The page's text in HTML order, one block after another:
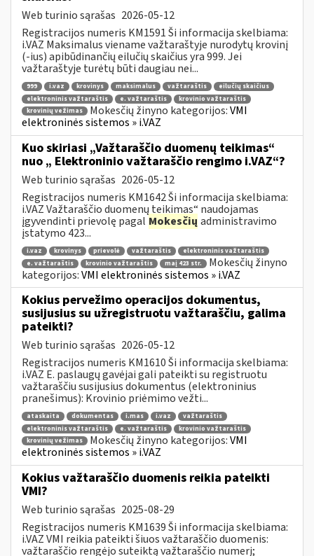
Web turinio sąrašas 2026-05-12
Registracijos numeris KM1591 Ši informacija skelbiama:
i.VAZ Maksimalus viename važtaraštyje nurodytų krovinį
(-ius) apibūdinančių eilučių skaičius yra 999. Jei
važtaraštyje turėtų būti daugiau nei...
999 i.vaz krovinys maksimalus važtaraštis
eilučių skaičius
elektroninis važtaraštis
e. važtaraštis
krovinio važtaraštis
krovinių vežimas
Mokesčių žinyno kategorijos:VMI
elektroninės sistemos » i.VAZ
Kuo skiriasi „Važtaraščio duomenų teikimas“
nuo „ Elektroninio važtaraščio rengimo i.VAZ“?
Web turinio sąrašas 2026-05-12
Registracijos numeris KM1642 Ši informacija skelbiama:
i.VAZ Važtaraščio duomenų teikimas“ naudojamas
įgyvendinti prievolę pagal Mokesčių administravimo
įstatymo 423...
i.vaz krovinys prievolė važtaraštis
elektroninis važtaraštis
e. važtaraštis
krovinio važtaraštis maį 423 str.
Mokesčių žinyno
kategorijos:VMI elektroninės sistemos » i.VAZ
Kokius pervežimo operacijos dokumentus,
susijusius su užregistruotu važtaraščiu, galima
pateikti?
Web turinio sąrašas 2026-05-12
Registracijos numeris KM1610 Ši informacija skelbiama:
i.VAZ E. paslaugų gavėjai gali pateikti su registruotu
važtaraščiu susijusius dokumentus (elektroninius
pranešimus): Krovinio priėmimo vežti...
ataskaita dokumentas i.mas i.vaz
važtaraštis
elektroninis važtaraštis
e. važtaraštis
krovinio važtaraštis
krovinių vežimas
Mokesčių žinyno kategorijos:VMI
elektroninės sistemos » i.VAZ
Kokius važtaraščio duomenis reikia pateikti
VMI?
Web turinio sąrašas 2025-08-29
Registracijos numeris KM1639 Ši informacija skelbiama:
i.VAZ VMI reikia pateikti šiuos važtaraščio duomenis:
važtaraščio rengėjo suteiktą važtaraščio numerį;